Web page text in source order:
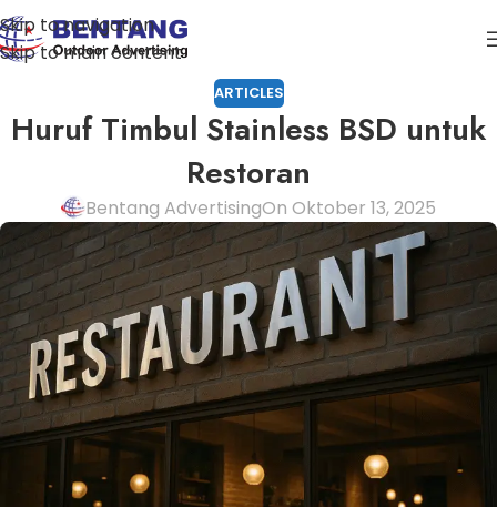
Skip to navigation
Skip to main content
ARTICLES
Huruf Timbul Stainless BSD untuk
Restoran
Bentang AdvertisingOn Oktober 13, 2025